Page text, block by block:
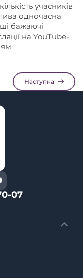
учасників
одночасна
бажаючі
на YouTube-
Наступна
07